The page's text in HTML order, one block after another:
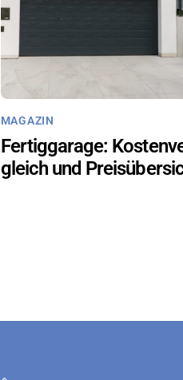
MA­GA­ZIN
Fer­tig­ga­ra­ge:
gleich und